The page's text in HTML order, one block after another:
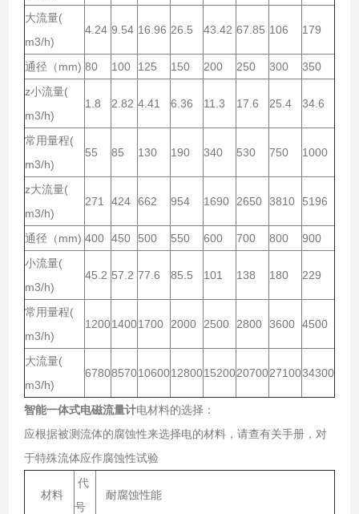
大流量(
m3/h)
4.24 9.54 16.96 26.5 43.42 67.85 106 179
通径（mm) 80 100 125 150 200 250 300
350
z小流量(
m3/h)
1.8 2.82 4.41 6.36 11.3 17.6 25.4 34.6
常用量程(
m3/h)
55 85 130 190 340 530 750 1000
z大流量(
m3/h)
271 424 662 954 1690 2650 3810 5196
通径（mm) 400 450 500 550 600 700 800
900
小流量(
m3/h)
45.2 57.2 77.6 85.5 101 138 180 229
常用量程(
m3/h)
120014001700 2000 2500 2800 3600 4500
大流量(
m3/h)
67808570106001280015200207002710034300
智能一体式电磁流量计电材料的选择：
应根据被测流体的腐蚀性来选择电的材料，请查有关手册，对
于特殊流体应作腐蚀性试验
材料
代
号
耐腐蚀性能